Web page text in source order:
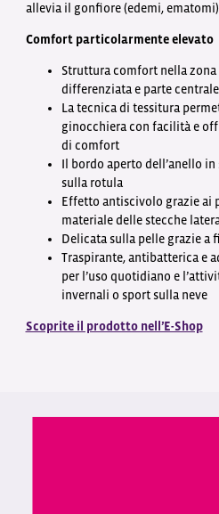
allevia il gonfiore (edemi,
Comfort particolarmente elevato
Struttura comfort nella
differenziata e parte
La tecnica di tessitura
ginocchiera con facilità e
di comfort
Il bordo aperto dell’anello
sulla rotula
Effetto antiscivolo grazie ai
materiale delle stecche
Delicata sulla pelle grazie a
Traspirante, antibatterica e
per l’uso quotidiano e
invernali o sport sulla neve
Scoprite il prodotto nell’E-Shop